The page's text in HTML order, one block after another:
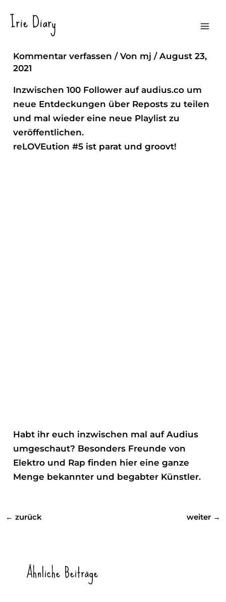
Inhalt
Irie Diary
ReLOVEution #5 @Audius
Kommentar verfassen / Von mj/August 23,
2021
Inzwischen 100 Follower auf audius.co um
neue Entdeckungen über Reposts zu teilen
und mal wieder eine neue Playlist zu
veröffentlichen.
reLOVEution #5 ist parat und groovt!
Habt ihr euch inzwischen mal auf Audius
umgeschaut? Besonders Freunde von
Elektro und Rap finden hier eine ganze
Menge bekannter und begabter Künstler.
← zurück weiter →
Ähnliche Beiträge